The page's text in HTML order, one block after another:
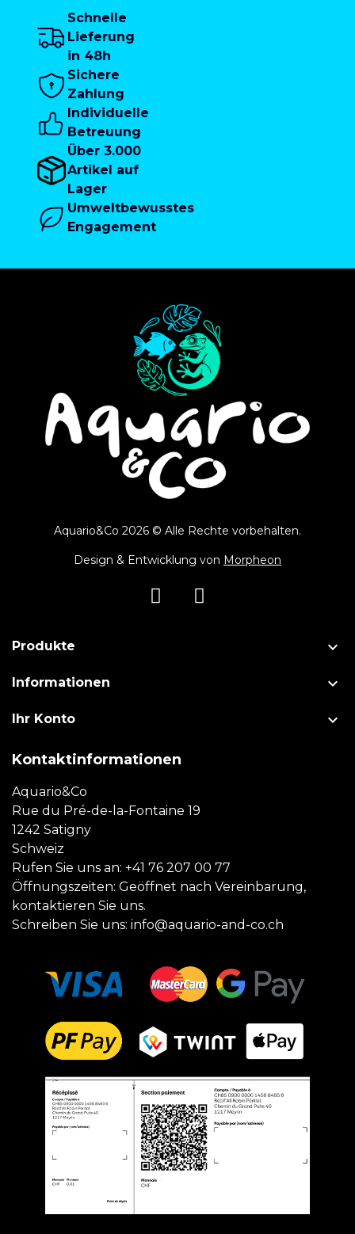
Schnelle
Lieferung
in 48h
Sichere
Zahlung
Individuelle
Betreuung
Über 3.000
Artikel auf
Lager
Umweltbewusstes
Engagement
Aquario&Co 2026 © Alle Rechte vorbehalten.
Design & Entwicklung von Morpheon
Produkte 
Informationen 
Ihr Konto 
Kontaktinformationen
Aquario&Co
Rue du Pré-de-la-Fontaine 19
1242 Satigny
Schweiz
Rufen Sie uns an: +41 76 207 00 77
Öffnungszeiten: Geöffnet nach Vereinbarung,
kontaktieren Sie uns.
Schreiben Sie uns: info@aquario-and-co.ch